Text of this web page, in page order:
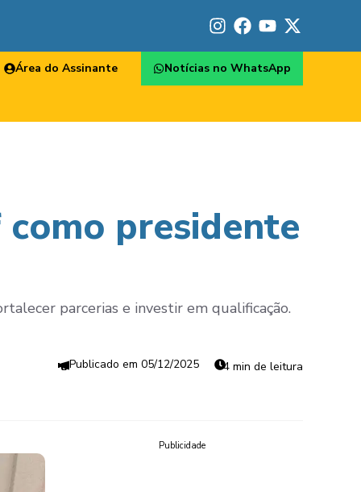
Área do Assinante Notícias no WhatsApp
presidente
parcerias e investir em qualificação.
05/12/2025 4 min de leitura
Publicidade